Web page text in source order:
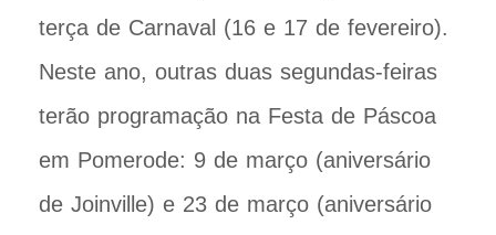
terça de Carnaval (16 e 17 de fevereiro).
Neste ano, outras duas segundas-feiras
terão programação na Festa de Páscoa
em Pomerode: 9 de março (aniversário
de Joinville) e 23 de março (aniversário